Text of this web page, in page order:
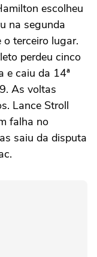
escolheu
na segunda
terceiro lugar.
perdeu cinco
e caiu da 14ª
As voltas
Lance Stroll
falha no
saiu da disputa